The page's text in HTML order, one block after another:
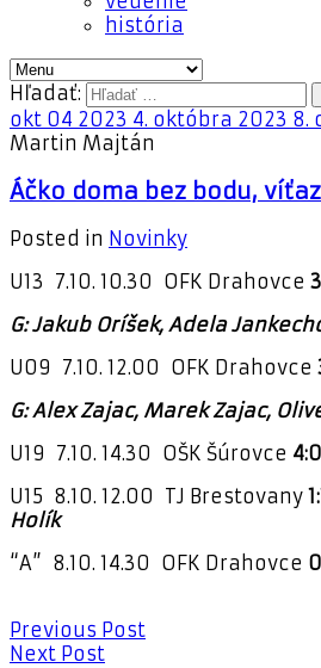
história
Hľadať:
okt 04 2023 4. októbra 2023 8.
Martin Majtán
Áčko doma bez bodu,
Posted in Novinky
U13 7.10. 10.30 OFK Drahovce
G: Jakub Oríšek, Adela
U09 7.10. 12.00 OFK Drahovce
G: Alex Zajac, Marek Zajac,
U19 7.10. 14.30 OŠK Šúrovce 4:0
U15 8.10. 12.00 TJ Brestovany
Holík
“A” 8.10. 14.30 OFK Drahovce
Previous Post
Next Post